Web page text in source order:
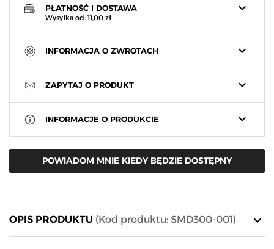
keyboard_arrow_down
PŁATNOŚĆ I DOSTAWA
Wysyłka od: 11,00 zł
keyboard_arrow_down
INFORMACJA O ZWROTACH
keyboard_arrow_down
ZAPYTAJ O PRODUKT
keyboard_arrow_down
INFORMACJE O PRODUKCIE
POWIADOM MNIE KIEDY BĘDZIE DOSTĘPNY
keyboard_arrow_down
OPIS PRODUKTU (Kod produktu: SMD300-001)